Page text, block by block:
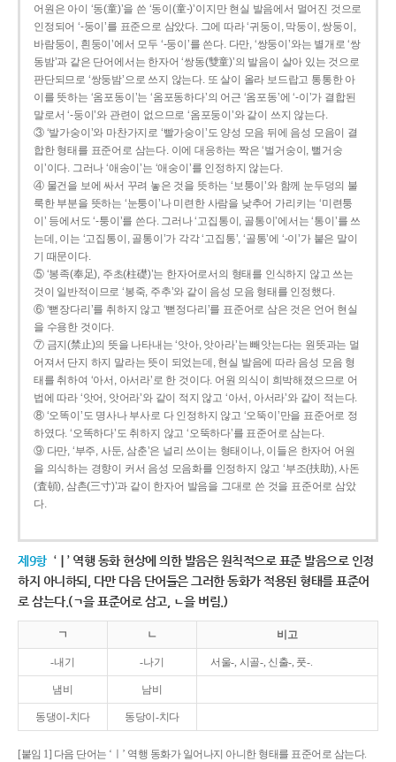
어원은 아이 ‘동(童)’을 쓴 ‘동이(童-)’이지만 현실 발음에서 멀어진 것으로
인정되어 ‘-둥이’를 표준으로 삼았다. 그에 따라 ‘귀둥이, 막둥이, 쌍둥이,
바람둥이, 흰둥이’에서 모두 ‘-둥이’를 쓴다. 다만, ‘쌍둥이’와는 별개로 ‘쌍
동밤’과 같은 단어에서는 한자어 ‘쌍동(雙童)’의 발음이 살아 있는 것으로
판단되므로 ‘쌍둥밤’으로 쓰지 않는다. 또 살이 올라 보드랍고 통통한 아
이를 뜻하는 ‘옴포동이’는 ‘옴포동하다’의 어근 ‘옴포동’에 ‘-이’가 결합된
말로서 ‘-둥이’와 관련이 없으므로 ‘옴포둥이’와 같이 쓰지 않는다.
③ ‘발가숭이’와 마찬가지로 ‘빨가숭이’도 양성 모음 뒤에 음성 모음이 결
합한 형태를 표준어로 삼는다. 이에 대응하는 짝은 ‘벌거숭이, 뻘거숭
이’이다. 그러나 ‘애송이’는 ‘애숭이’를 인정하지 않는다.
④ 물건을 보에 싸서 꾸려 놓은 것을 뜻하는 ‘보퉁이’와 함께 눈두덩의 불
룩한 부분을 뜻하는 ‘눈퉁이’나 미련한 사람을 낮추어 가리키는 ‘미련퉁
이’ 등에서도 ‘-퉁이’를 쓴다. 그러나 ‘고집통이, 골통이’에서는 ‘통이’를 쓰
는데, 이는 ‘고집통이, 골통이’가 각각 ‘고집통’, ‘골통’에 ‘-이’가 붙은 말이
기 때문이다.
⑤ ‘봉족(奉足), 주초(柱礎)’는 한자어로서의 형태를 인식하지 않고 쓰는
것이 일반적이므로 ‘봉죽, 주추’와 같이 음성 모음 형태를 인정했다.
⑥ ‘뻗장다리’를 취하지 않고 ‘뻗정다리’를 표준어로 삼은 것은 언어 현실
을 수용한 것이다.
⑦ 금지(禁止)의 뜻을 나타내는 ‘앗아, 앗아라’는 빼앗는다는 원뜻과는 멀
어져서 단지 하지 말라는 뜻이 되었는데, 현실 발음에 따라 음성 모음 형
태를 취하여 ‘아서, 아서라’로 한 것이다. 어원 의식이 희박해졌으므로 어
법에 따라 ‘앗어, 앗어라’와 같이 적지 않고 ‘아서, 아서라’와 같이 적는다.
⑧ ‘오똑이’도 명사나 부사로 다 인정하지 않고 ‘오뚝이’만을 표준어로 정
하였다. ‘오똑하다’도 취하지 않고 ‘오뚝하다’를 표준어로 삼는다.
⑨ 다만, ‘부주, 사둔, 삼춘’은 널리 쓰이는 형태이나, 이들은 한자어 어원
을 의식하는 경향이 커서 음성 모음화를 인정하지 않고 ‘부조(扶助), 사돈
(査頓), 삼촌(三寸)’과 같이 한자어 발음을 그대로 쓴 것을 표준어로 삼았
다.
제9항 ‘ㅣ’ 역행 동화 현상에 의한 발음은 원칙적으로 표준 발음으로 인정
하지 아니하되, 다만 다음 단어들은 그러한 동화가 적용된 형태를 표준어
로 삼는다.(ㄱ을 표준어로 삼고, ㄴ을 버림.)
ㄱ ㄴ 비고
-내기 -나기 서울-, 시골-, 신출-, 풋-.
냄비 남비
동댕이-치다 동당이-치다
[붙임 1] 다음 단어는 ‘ㅣ’ 역행 동화가 일어나지 아니한 형태를 표준어로 삼는다.